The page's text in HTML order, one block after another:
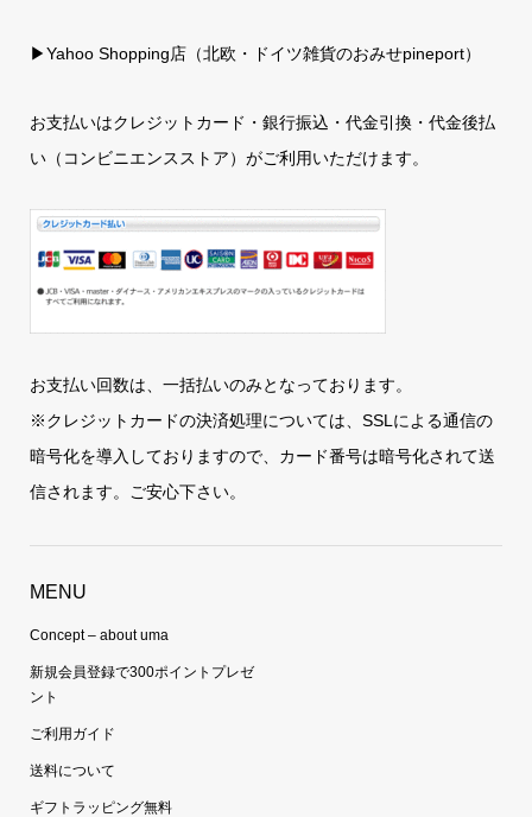
▶Yahoo Shopping店（北欧・ドイツ雑貨のおみせpineport）
お支払いはクレジットカード・銀行振込・代金引換・代金後払
い（コンビニエンスストア）がご利用いただけます。
お支払い回数は、一括払いのみとなっております。
※クレジットカードの決済処理については、SSLによる通信の
暗号化を導入しておりますので、カード番号は暗号化されて送
信されます。ご安心下さい。
MENU
Concept – about uma
新規会員登録で300ポイントプレゼ
ント
ご利用ガイド
送料について
ギフトラッピング無料